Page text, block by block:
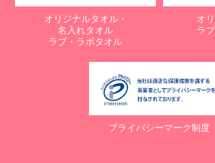
オリジナルタオル・
名入れタオル
ラブ・ラボタオル
オ
ラ
プライバシーマーク制度